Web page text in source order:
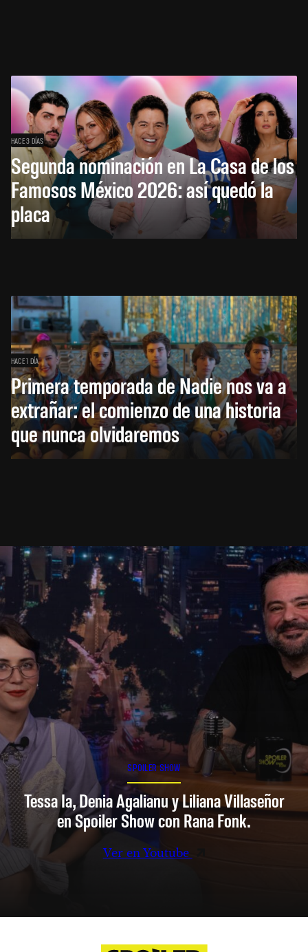
HACE 3 DÍAS
Segunda nominación en La Casa de los
Famosos México 2026: así quedó la
placa
HACE 1 DÍA
Primera temporada de Nadie nos va a
extrañar: el comienzo de una historia
que nunca olvidaremos
SPOILER SHOW
Tessa Ia, Denia Agalianu y Liliana Villaseñor
en Spoiler Show con Rana Fonk.
Ver en Youtube